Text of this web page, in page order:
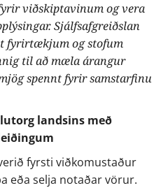
viðskiptavinum og vera
Sjálfsafgreiðslan
fyrirtækjum og stofum
til að mæla árangur
spennt fyrir samstarfinu
landsins með
fyrsti viðkomustaður
eða selja notaðar vörur.